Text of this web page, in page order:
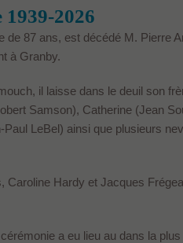
2026
de 87 ans, est décédé M. Pierre
à Granby.
il laisse dans le deuil son
Samson), Catherine (Jean
LeBel) ainsi que plusieurs
Caroline Hardy et Jacques
a eu lieu au dans la